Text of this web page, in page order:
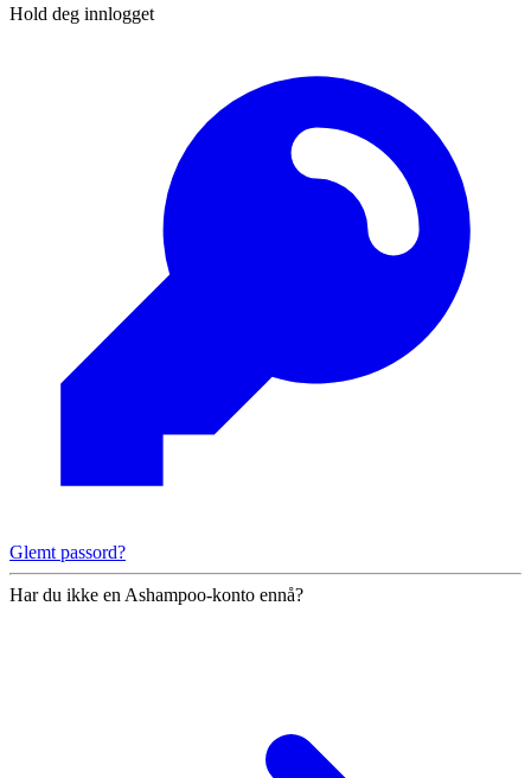
Hold deg innlogget
Glemt passord?
Har du ikke en Ashampoo-konto ennå?